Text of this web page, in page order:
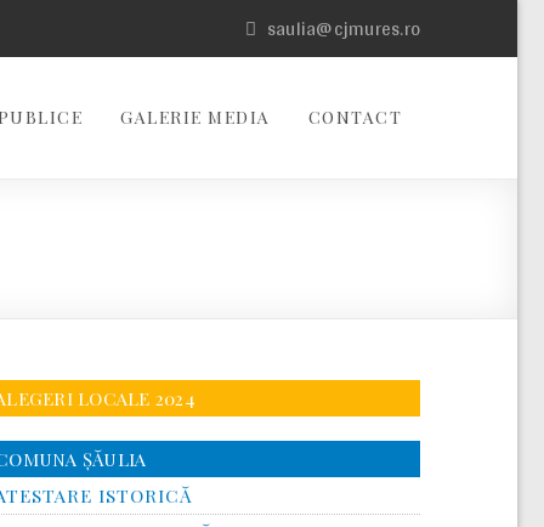
saulia@cjmures.ro
GALERIE MEDIA CONTACT
LOCALE 2024
ŞĂULIA
ISTORICĂ